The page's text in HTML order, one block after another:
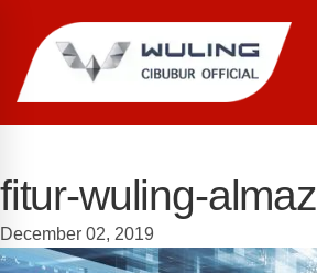
fitur-wuling-almaz
December 02, 2019